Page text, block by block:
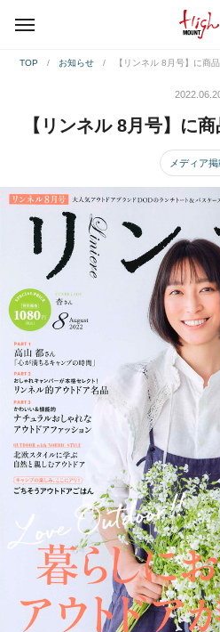
TOP お知らせ 【リンネル 8月号】に商
【リンネル 8月号】に
メディア